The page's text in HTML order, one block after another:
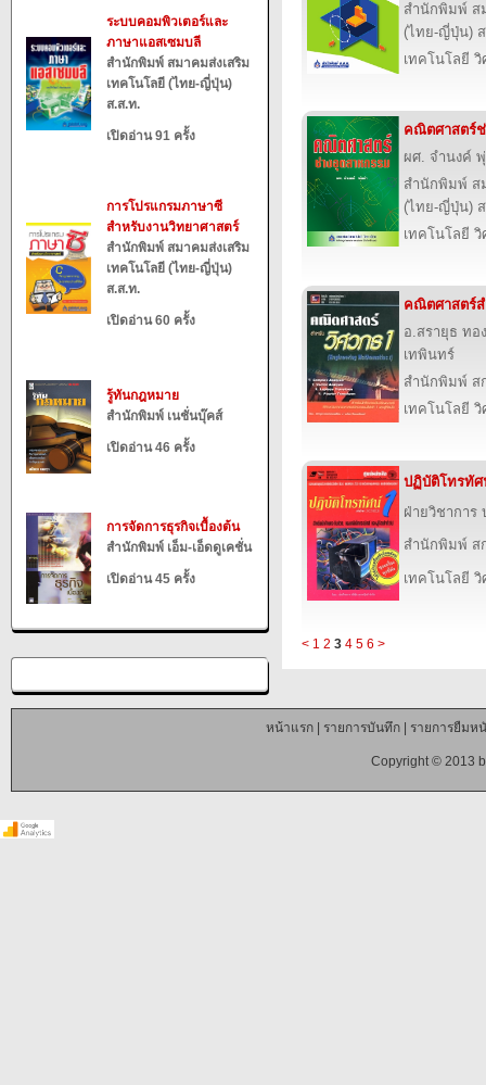
ระบบคอมพิวเตอร์และ
ภาษาแอสเซมบลี
สำนักพิมพ์ สมาคมส่งเสริม
เทคโนโลยี (ไทย-ญี่ปุ่น)
ส.ส.ท.
เปิดอ่าน 91 ครั้ง
การโปรแกรมภาษาซี
สำหรับงานวิทยาศาสตร์
สำนักพิมพ์ สมาคมส่งเสริม
เทคโนโลยี (ไทย-ญี่ปุ่น)
ส.ส.ท.
เปิดอ่าน 60 ครั้ง
รู้ทันกฎหมาย
สำนักพิมพ์ เนชั่นบุ๊คส์
เปิดอ่าน 46 ครั้ง
การจัดการธุรกิจเบื้องต้น
สำนักพิมพ์ เอ็ม-เอ็ดดูเคชั่น
เปิดอ่าน 45 ครั้ง
สำนักพิมพ์ ส
(ไทย-ญี่ปุ่น)
เทคโนโลยี
คณิตศาสตร์
ผศ. จำนงค์
สำนักพิมพ์ ส
(ไทย-ญี่ปุ่น)
เทคโนโลยี
คณิตศาสตร์ส
อ.สรายุธ ทอ
เทพินทร์
สำนักพิมพ์ ส
เทคโนโลยี
ปฏิบัติโทรทัศ
ฝ่ายวิชาการ
สำนักพิมพ์ ส
เทคโนโลยี
< 1 2 3 4 5 6 >
หน้าแรก| รายการบันทึก| รายการยืมห
Copyright © 2013